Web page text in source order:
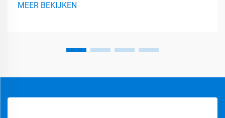
combineren en tegelijkertijd grote spanningen te verwerken...
MEER BEKIJKEN